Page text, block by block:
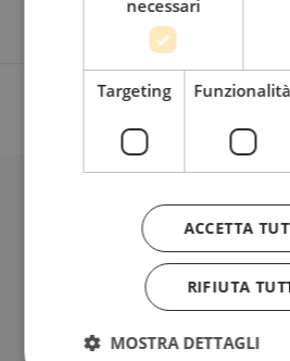
BLOG
Iscriviti alla mia
Bimensile
necessari
Targeting Funzionalità
ACCETTA
RIFIUTA
MOSTRA DETTAGLI